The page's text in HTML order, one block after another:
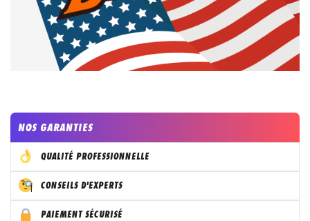
NOS GARANTIES
QUALITÉ PROFESSIONNELLE
CONSEILS D'EXPERTS
PAIEMENT SÉCURISÉ